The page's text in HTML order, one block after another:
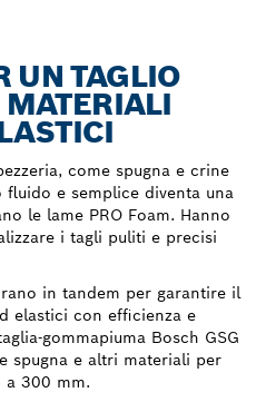
UN TAGLIO
come spugna e crine
e semplice diventa una
le lame PRO Foam. Hanno
i tagli puliti e precisi
in tandem per garantire il
elastici con efficienza e
gommapiuma Bosch GSG
spugna e altri materiali per
a 300 mm.